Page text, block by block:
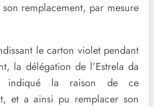
remplacement, par mesure
le carton violet pendant
la délégation de l’Estrela da
indiqué la raison de ce
et a ainsi pu remplacer son